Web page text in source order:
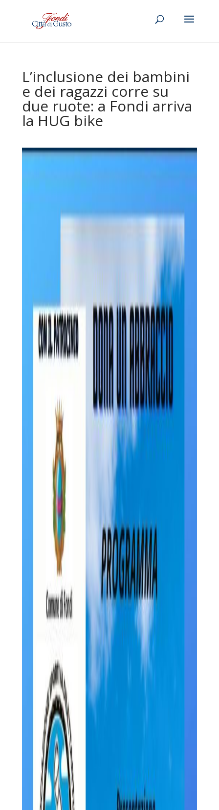
L’inclusione dei bambini
e dei ragazzi corre su
due ruote: a Fondi arriva
la HUG bike